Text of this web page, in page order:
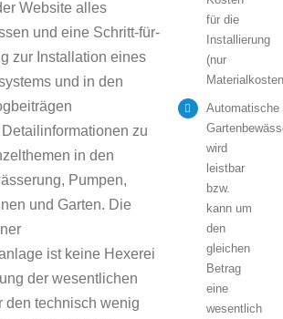
Website alles
und eine Schritt-für-
zur Installation eines
und in den
zu
in den
Pumpen,
und Garten. Die
ist keine Hexerei
der wesentlichen
den technisch wenig
für die
Installierung
(nur
Automatische
wird
leistbar
bzw.
kann um
den
gleichen
Betrag
eine
wesentlich